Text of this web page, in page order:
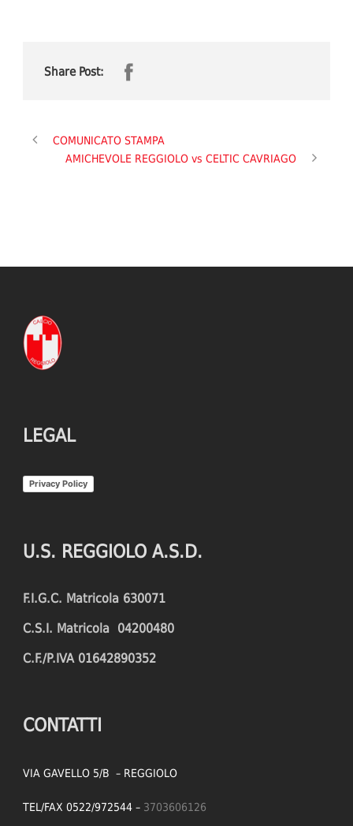
Share Post:
COMUNICATO STAMPA
AMICHEVOLE REGGIOLO vs CELTIC CAVRIAGO
LEGAL
Privacy Policy
U.S. REGGIOLO A.S.D.
F.I.G.C. Matricola 630071
C.S.I. Matricola 04200480
C.F./P.IVA 01642890352
CONTATTI
VIA GAVELLO 5/B – REGGIOLO
TEL/FAX 0522/972544 – 3703606126